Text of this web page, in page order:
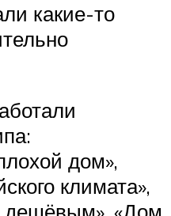
какие-то
дом»,
климата»,